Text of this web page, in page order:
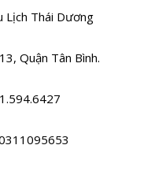
Thái Dương
Quận Tân Bình.